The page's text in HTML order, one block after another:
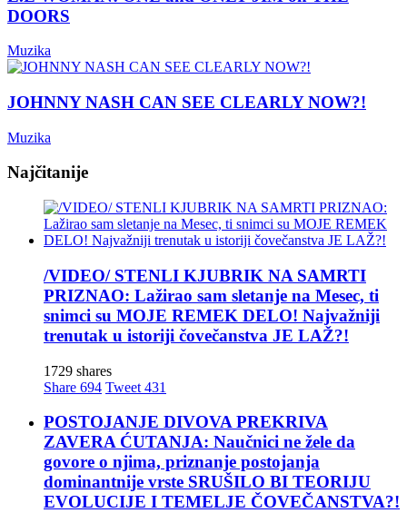
DOORS
Muzika
JOHNNY NASH CAN SEE CLEARLY NOW?!
Muzika
Najčitanije
/VIDEO/ STENLI KJUBRIK NA SAMRTI
PRIZNAO: Lažirao sam sletanje na Mesec, ti
snimci su MOJE REMEK DELO! Najvažniji
trenutak u istoriji čovečanstva JE LAŽ?!
1729 shares
Share 694 Tweet 431
POSTOJANJE DIVOVA PREKRIVA
ZAVERA ĆUTANJA: Naučnici ne žele da
govore o njima, priznanje postojanja
dominantnije vrste SRUŠILO BI TEORIJU
EVOLUCIJE I TEMELJE ČOVEČANSTVA?!